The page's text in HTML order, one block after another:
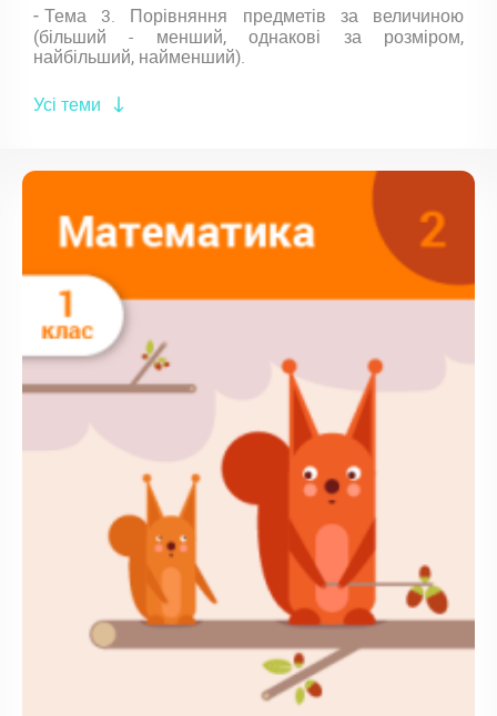
Тема 3. Порівняння предметів за величиною
(більший - менший, однакові за розміром,
найбільший, найменший).
Усі теми